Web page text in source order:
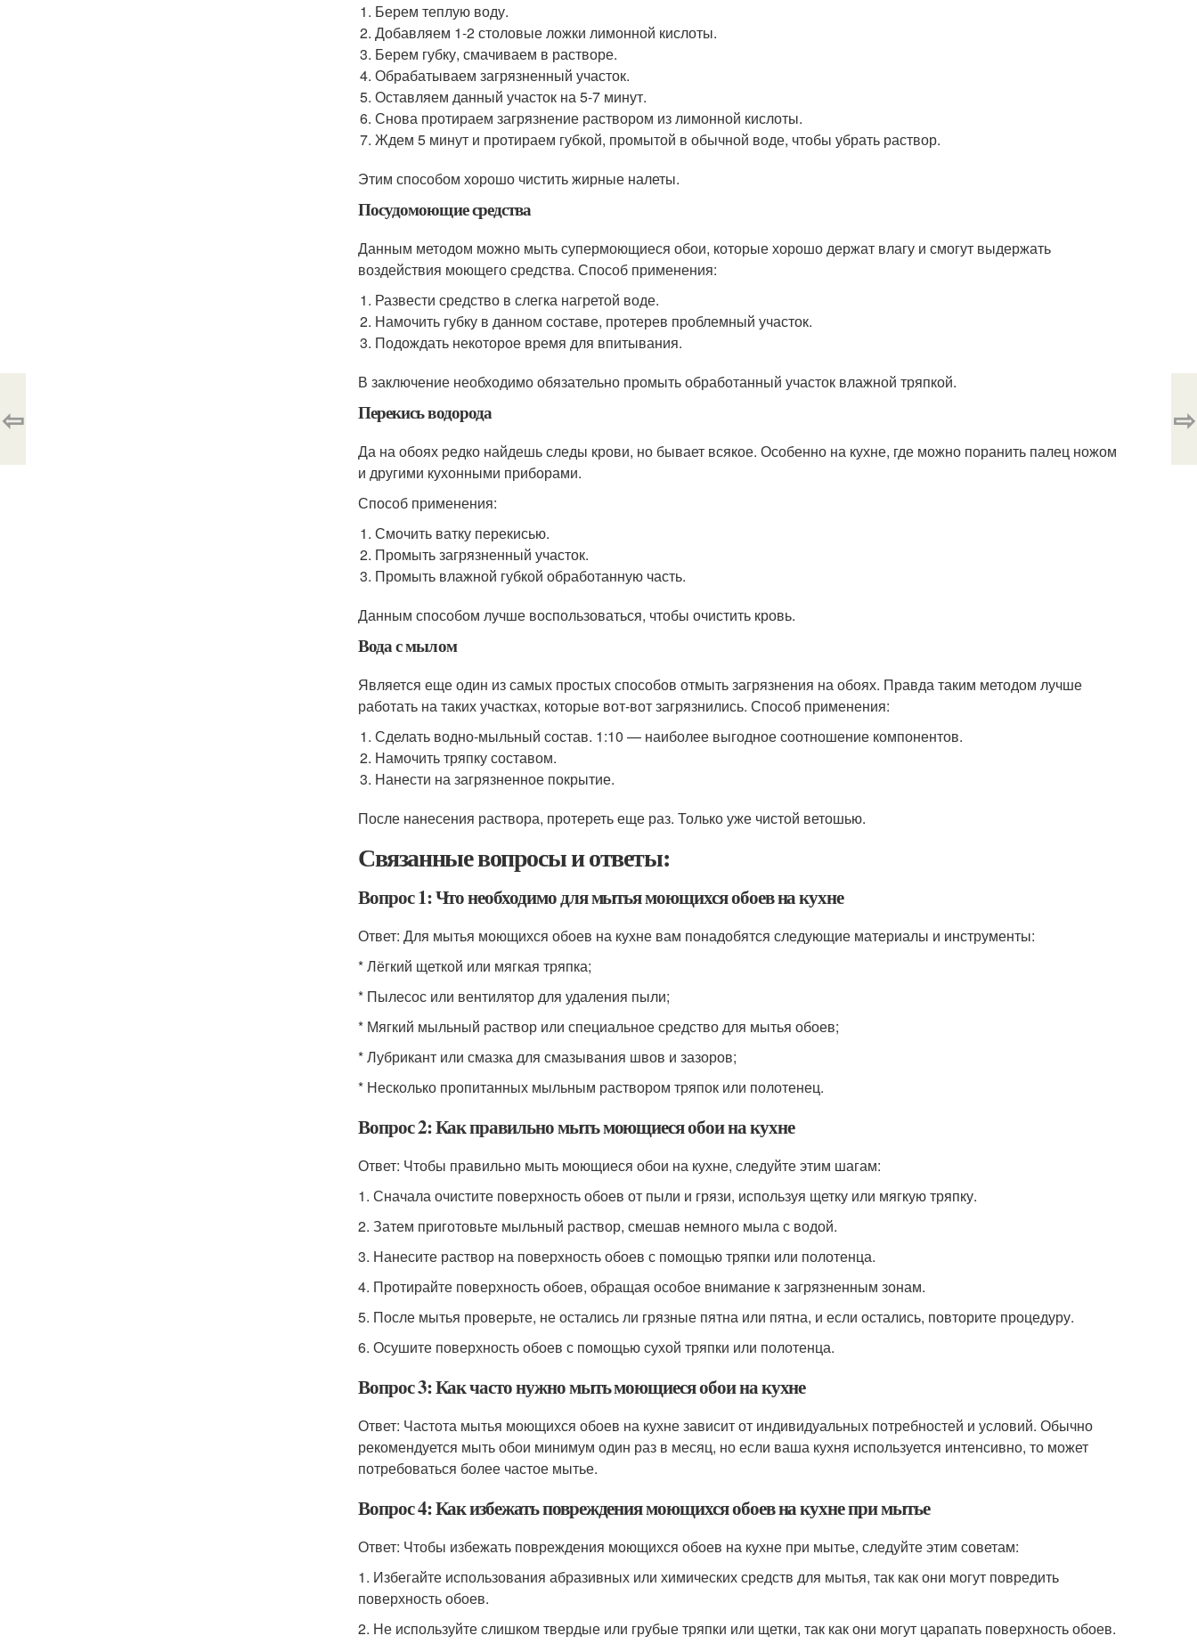
Берем теплую воду.
Добавляем 1-2 столовые ложки лимонной кислоты.
Берем губку, смачиваем в растворе.
Обрабатываем загрязненный участок.
Оставляем данный участок на 5-7 минут.
Снова протираем загрязнение раствором из лимонной кислоты.
Ждем 5 минут и протираем губкой, промытой в обычной воде, чтобы убрать раствор.
Этим способом хорошо чистить жирные налеты.
Посудомоющие средства
Данным методом можно мыть супермоющиеся обои, которые хорошо держат влагу и смогут выдержать
воздействия моющего средства. Способ применения:
Развести средство в слегка нагретой воде.
Намочить губку в данном составе, протерев проблемный участок.
Подождать некоторое время для впитывания.
В заключение необходимо обязательно промыть обработанный участок влажной тряпкой.
Перекись водорода
Да на обоях редко найдешь следы крови, но бывает всякое. Особенно на кухне, где можно поранить палец ножом
и другими кухонными приборами.
Способ применения:
Смочить ватку перекисью.
Промыть загрязненный участок.
Промыть влажной губкой обработанную часть.
Данным способом лучше воспользоваться, чтобы очистить кровь.
Вода с мылом
Является еще один из самых простых способов отмыть загрязнения на обоях. Правда таким методом лучше
работать на таких участках, которые вот-вот загрязнились. Способ применения:
Сделать водно-мыльный состав. 1:10 — наиболее выгодное соотношение компонентов.
Намочить тряпку составом.
Нанести на загрязненное покрытие.
После нанесения раствора, протереть еще раз. Только уже чистой ветошью.
Связанные вопросы и ответы:
Вопрос 1: Что необходимо для мытья моющихся обоев на кухне
Ответ: Для мытья моющихся обоев на кухне вам понадобятся следующие материалы и инструменты:
* Лёгкий щеткой или мягкая тряпка;
* Пылесос или вентилятор для удаления пыли;
* Мягкий мыльный раствор или специальное средство для мытья обоев;
* Лубрикант или смазка для смазывания швов и зазоров;
* Несколько пропитанных мыльным раствором тряпок или полотенец.
Вопрос 2: Как правильно мыть моющиеся обои на кухне
Ответ: Чтобы правильно мыть моющиеся обои на кухне, следуйте этим шагам:
1. Сначала очистите поверхность обоев от пыли и грязи, используя щетку или мягкую тряпку.
2. Затем приготовьте мыльный раствор, смешав немного мыла с водой.
3. Нанесите раствор на поверхность обоев с помощью тряпки или полотенца.
4. Протирайте поверхность обоев, обращая особое внимание к загрязненным зонам.
5. После мытья проверьте, не остались ли грязные пятна или пятна, и если остались, повторите процедуру.
6. Осушите поверхность обоев с помощью сухой тряпки или полотенца.
Вопрос 3: Как часто нужно мыть моющиеся обои на кухне
Ответ: Частота мытья моющихся обоев на кухне зависит от индивидуальных потребностей и условий. Обычно
рекомендуется мыть обои минимум один раз в месяц, но если ваша кухня используется интенсивно, то может
потребоваться более частое мытье.
Вопрос 4: Как избежать повреждения моющихся обоев на кухне при мытье
Ответ: Чтобы избежать повреждения моющихся обоев на кухне при мытье, следуйте этим советам:
1. Избегайте использования абразивных или химических средств для мытья, так как они могут повредить
поверхность обоев.
2. Не используйте слишком твердые или грубые тряпки или щетки, так как они могут царапать поверхность обоев.
⇦ ⇨